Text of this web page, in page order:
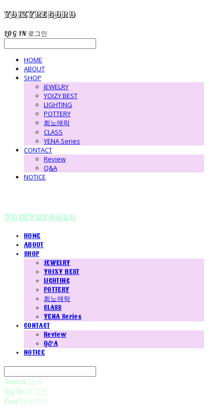
yoizyrecord
LOG IN 로그인
HOME
ABOUT
SHOP
JEWELRY
YOIZY BEST
LIGHTING
POTTERY
희노애락
CLASS
YENA Series
CONTACT
Review
Q&A
NOTICE
yoizyrecord
HOME
ABOUT
SHOP
JEWELRY
YOIZY BEST
LIGHTING
POTTERY
희노애락
CLASS
YENA Series
CONTACT
Review
Q&A
NOTICE
Search 검색
Log In 로그인
Cart장바구니